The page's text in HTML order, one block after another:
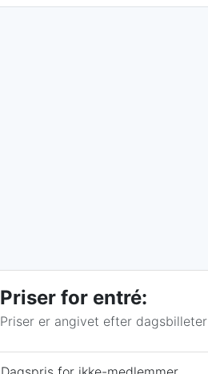
Priser for entré:
Priser er angivet efter dagsbilleter